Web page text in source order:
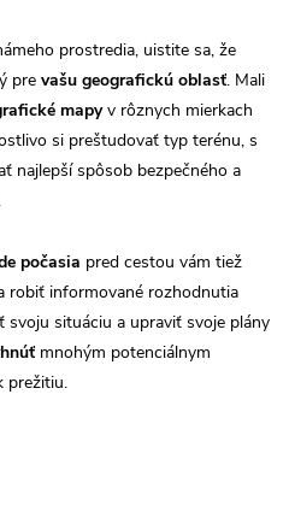
prostredia, uistite sa, že
pre vašu geografickú oblasť. Mali
mapyv rôznych mierkach
si preštudovať typ terénu, s
najlepší spôsob bezpečného a
počasia pred cestou vám tiež
robiť informované rozhodnutia
situáciu a upraviť svoje plány
mnohým potenciálnym
prežitiu.